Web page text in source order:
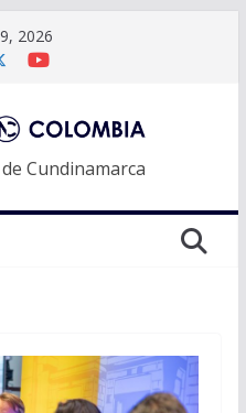
2026
Cundinamarca